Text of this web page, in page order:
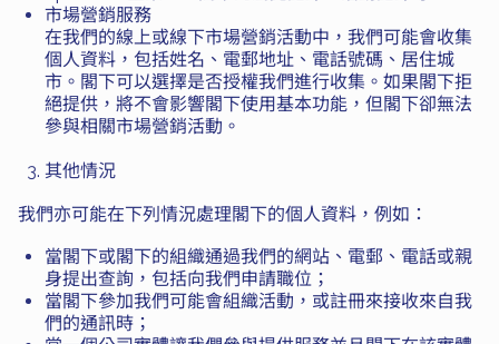
市場營銷服務
在我們的線上或線下市場營銷活動中，我們可能會收集
個人資料，包括姓名、電郵地址、電話號碼、居住城
市。閣下可以選擇是否授權我們進行收集。如果閣下拒
絕提供，將不會影響閣下使用基本功能，但閣下卻無法
參與相關市場營銷活動。
其他情況
我們亦可能在下列情況處理閣下的個人資料，例如：
當閣下或閣下的組織通過我們的網站、電郵、電話或親
身提出查詢，包括向我們申請職位；
當閣下參加我們可能會組織活動，或註冊來接收來自我
們的通訊時；